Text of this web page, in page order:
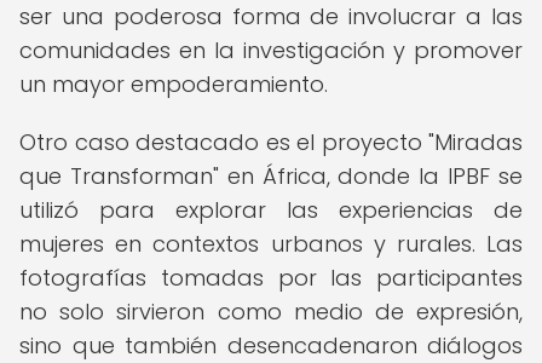
ser una poderosa forma de involucrar a las
comunidades en la investigación y promover
un mayor empoderamiento.
Otro caso destacado es el proyecto "Miradas
que Transforman" en África, donde la IPBF se
utilizó para explorar las experiencias de
mujeres en contextos urbanos y rurales. Las
fotografías tomadas por las participantes
no solo sirvieron como medio de expresión,
sino que también desencadenaron diálogos